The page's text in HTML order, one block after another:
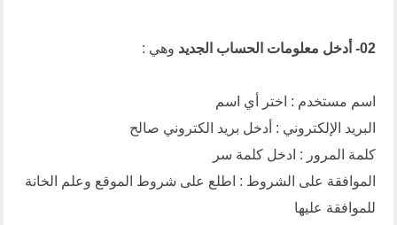
02- أدخل معلومات الحساب الجديد وهي :
اسم مستخدم : اختر أي اسم
البريد الإلكتروني : أدخل بريد الكتروني صالح
كلمة المرور : ادخل كلمة سر
الموافقة على الشروط : اطلع على شروط الموقع وعلم الخانة
للموافقة عليها